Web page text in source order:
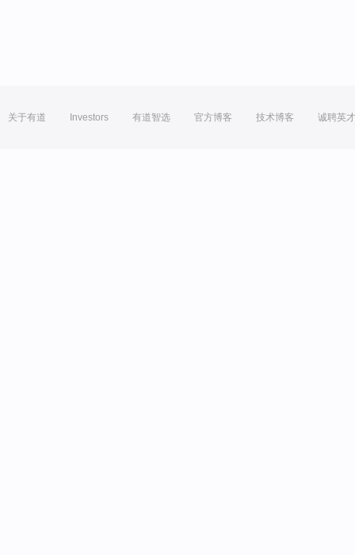
关于有道 Investors 有道智选 官方博客 技术博客 诚聘英才